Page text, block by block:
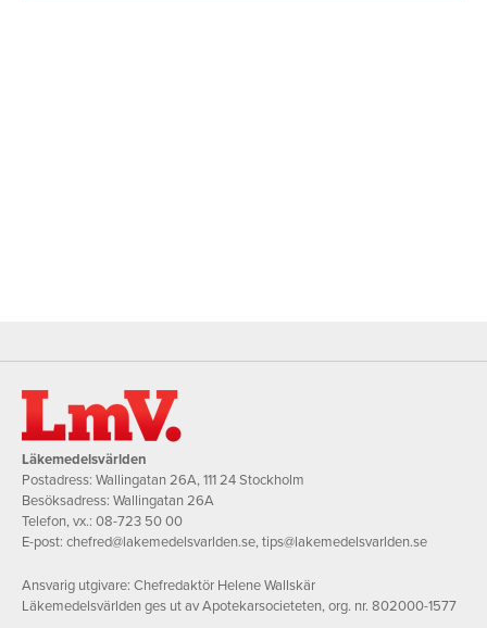
Läkemedelsvärlden
Postadress: Wallingatan 26A, 111 24 Stockholm
Besöksadress: Wallingatan 26A
Telefon, vx.: 08-723 50 00
E-post: chefred@lakemedelsvarlden.se,tips@lakemedelsvarlden.se
Ansvarig utgivare: Chefredaktör Helene Wallskär
Läkemedelsvärlden ges ut av Apotekarsocieteten, org. nr. 802000-1577